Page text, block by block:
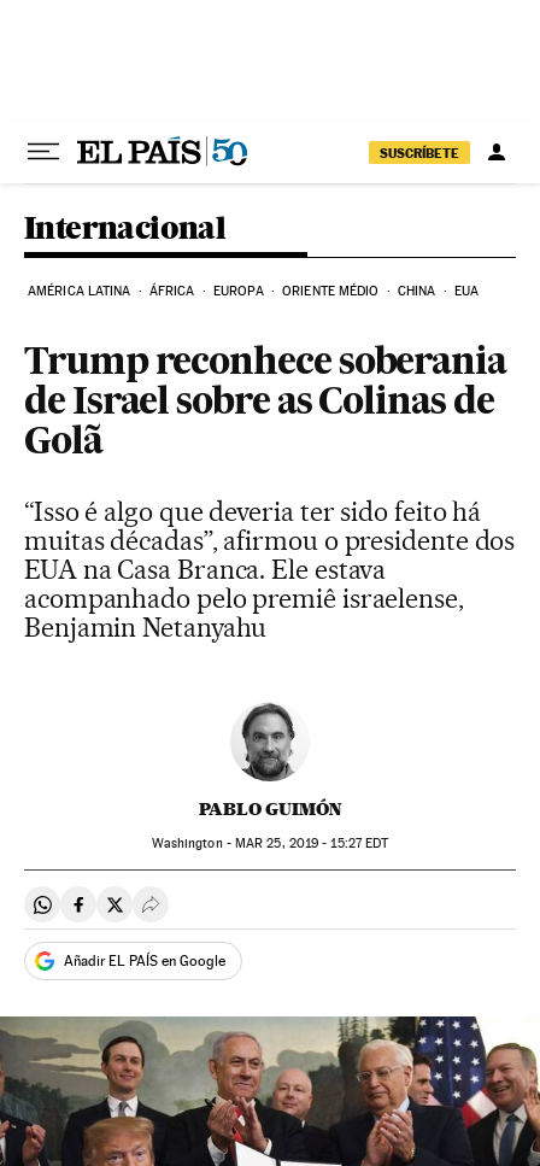
SUSCRÍBETE
Internacional
AMÉRICA LATINA ÁFRICA EUROPA ORIENTE MÉDIO CHINA EUA
Trump reconhece soberania
de Israel sobre as Colinas de
Golã
“Isso é algo que deveria ter sido feito há
muitas décadas”, afirmou o presidente dos
EUA na Casa Branca. Ele estava
acompanhado pelo premiê israelense,
Benjamin Netanyahu
PABLO GUIMÓN
Washington - MAR 25, 2019 - 15:27EDT
Compartir en Whatsapp
Compartir en Facebook
Compartir en Twitter
Desplegar Redes Sociales
Añadir EL PAÍS en Google